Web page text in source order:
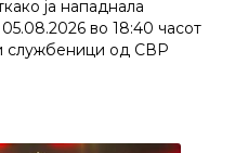
ја нападнала
во 18:40 часот
службеници од СВР